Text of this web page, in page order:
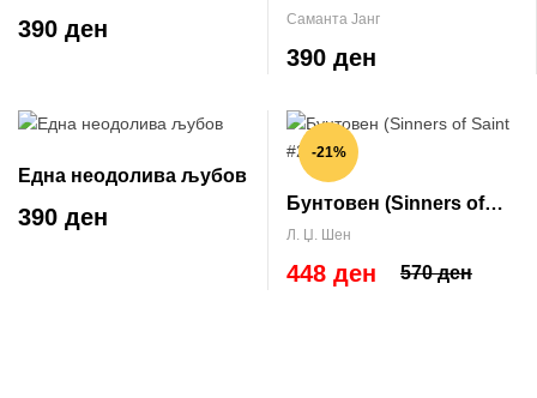
390 ден Саманта Јанг
390 ден
Една неодолива љубов
390 ден
-21%
Бунтовен (Sinners of
Saint #2)
Л. Џ. Шен
570 ден
448 ден